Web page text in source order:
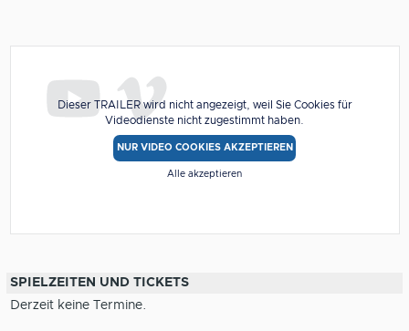
Dieser TRAILER wird nicht angezeigt, weil Sie Cookies für
Videodienste nicht zugestimmt haben.
NUR VIDEO COOKIES AKZEPTIEREN
Alle akzeptieren
SPIELZEITEN UND TICKETS
Derzeit keine Termine.